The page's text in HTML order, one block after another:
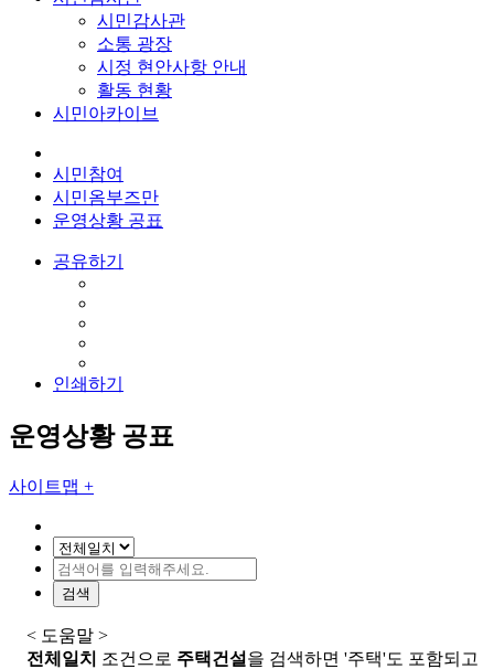
시민감사관
소통 광장
시정 현안사항 안내
활동 현황
시민아카이브
시민참여
시민옴부즈만
운영상황 공표
공유하기
인쇄하기
운영상황 공표
사이트맵 +
검색
< 도움말 >
전체일치 조건으로 주택건설 을 검색하면 '주택'도 포함되고